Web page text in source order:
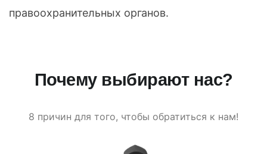
правоохранительных органов.
Почему выбирают нас?
8 причин для того, чтобы обратиться к нам!